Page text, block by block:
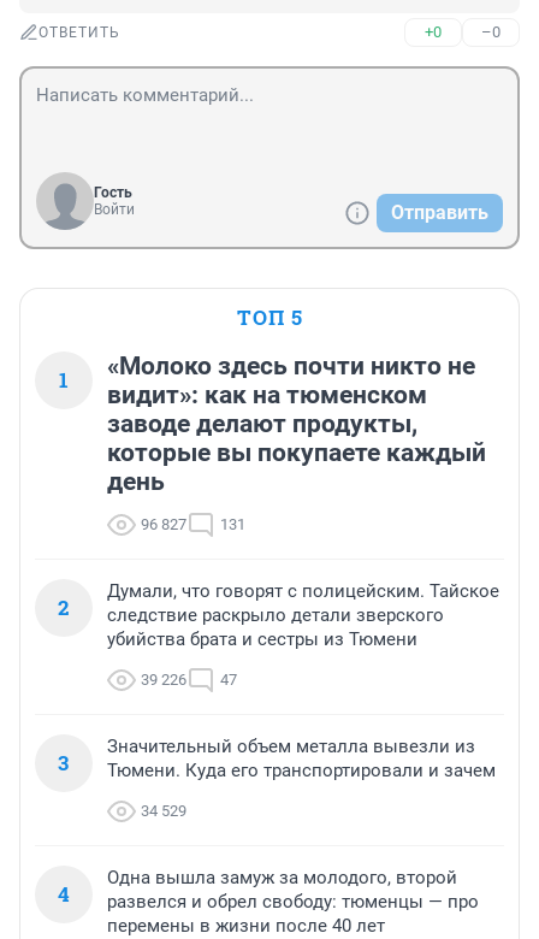
ОТВЕТИТЬ +0 –0
Гость
Войти
Отправить
ТОП 5
1
«Молоко здесь почти никто не
видит»: как на тюменском
заводе делают продукты,
которые вы покупаете каждый
день
96 827 131
2
Думали, что говорят с полицейским. Тайское
следствие раскрыло детали зверского
убийства брата и сестры из Тюмени
39 226 47
3
Значительный объем металла вывезли из
Тюмени. Куда его транспортировали и зачем
34 529
4
Одна вышла замуж за молодого, второй
развелся и обрел свободу: тюменцы — про
перемены в жизни после 40 лет